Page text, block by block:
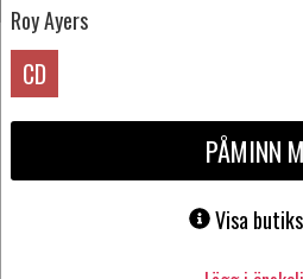
Roy Ayers
CD
PÅMINN
Visa